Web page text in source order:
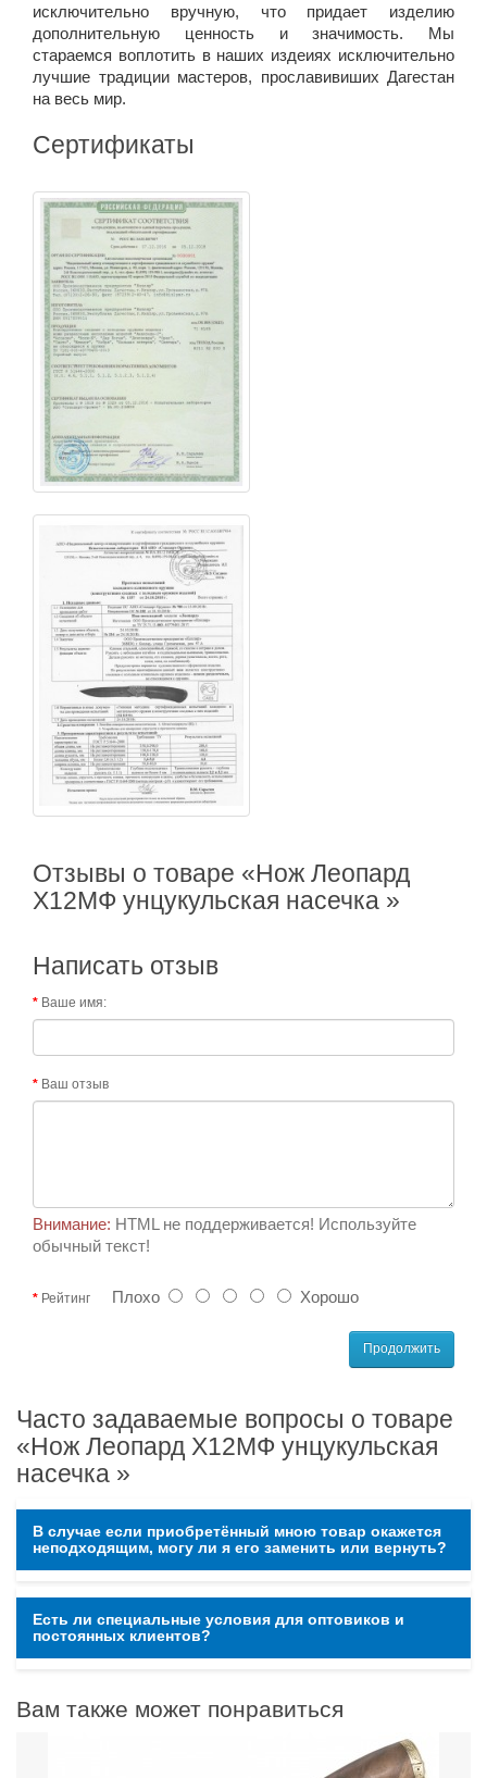
исключительно вручную, что придает изделию
дополнительную ценность и значимость. Мы
стараемся воплотить в наших издеиях исключительно
лучшие традиции мастеров, прославивиших Дагестан
на весь мир.
Сертификаты
Отзывы о товаре «Нож Леопард
Х12МФ унцукульская насечка »
Написать отзыв
Ваше имя:
Ваш отзыв
Внимание: HTML не поддерживается! Используйте
обычный текст!
Рейтинг Плохо Хорошо
Продолжить
Часто задаваемые вопросы о товаре
«Нож Леопард Х12МФ унцукульская
насечка »
В случае если приобретённый мною товар окажется
неподходящим, могу ли я его заменить или вернуть?
Есть ли специальные условия для оптовиков и
постоянных клиентов?
Вам также может понравиться